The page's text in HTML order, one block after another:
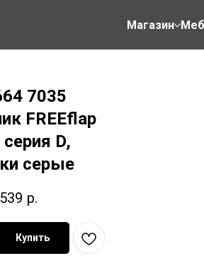
Магазин
7035
FREEflap
D,
серые
р.
Купить